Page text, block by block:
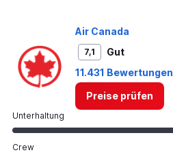
Air Canada
7,1
Gut
11.431 Bewertungen
Preise prüfen
Unterhaltung
Crew